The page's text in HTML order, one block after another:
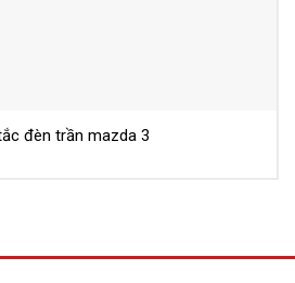
đèn trần mazda 3